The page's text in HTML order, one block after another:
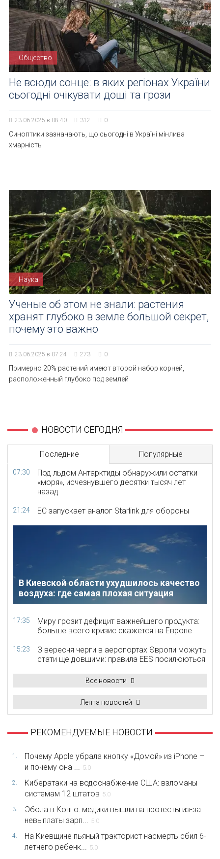
Общество
Не всюди сонце: в яких регіонах України
сьогодні очікувати дощі та грози
23.06.2025 в 08:40 312 0
Синоптики зазначають, що сьогодні в Україні мінлива
хмарність
Наука
Ученые об этом не знали: растения
хранят глубоко в земле большой секрет,
почему это важно
23.06.2025 в 07:24 273 0
Примерно 20% растений имеют второй набор корней,
расположенный глубоко под землей
НОВОСТИ СЕГОДНЯ
Последние Популярные
07:30
Под льдом Антарктиды обнаружили остатки
«моря», исчезнувшего десятки тысяч лет
назад
21:24 ЕС запускает аналог Starlink для обороны
В Киевской области ухудшилось качество
воздуха: где самая плохая ситуация
17:35
Миру грозит дефицит важнейшего продукта:
больше всего кризис скажется на Европе
15:23
З вересня черги в аеропортах Європи можуть
стати ще довшими: правила EES посилюються
Все новости
Лента новостей
РЕКОМЕНДУЕМЫЕ НОВОСТИ
1.
Почему Apple убрала кнопку «Домой» из iPhone –
и почему она ... 5.0
2.
Кибератаки на водоснабжение США: взломаны
системам 12 штатов 5.0
3.
Эбола в Конго: медики вышли на протесты из-за
невыплаты зарп... 5.0
4.
На Киевщине пьяный тракторист насмерть сбил 6-
летнего ребенк... 5.0